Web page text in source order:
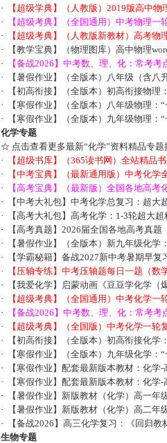
·
【超级学典】（人教版）2019版高中
·
【超级考典】（全国通用）中考物理一
·
【超级考典】（人教版新教材）高考物
·
【教学宝典】（物理图库）高中物理
·
【备战2026】中考数、理、化：常考
·
【暑假作业】（全版本）八年级（含八
·
【初高衔接】（全版本）初高衔接物理
·
【寒假作业】（全版本）八年级物理：
·
【寒假作业】（全版本）九年级物理：
化学专题
☆ 点击查看更多最新“化学”资料精品专题
·
【超级书库】（365读书网）全站精品
·
【中考宝典】（最新通用版）中考化学
·
【高考宝典】（最新版）全国各地高考
·
【中考大礼包】中考化学总复习：超大
·
【高考大礼包】高考化学：1-3轮超大
·
【高考真题】2026届全国各地高考真题
·
【暑假作业】（全版本）新九年级化学
·
【学霸秘籍】备战2027新中考暑期早
·
【压轴专练】中考压轴题每日一题（数
·
【我爱化学】启蒙动画《豆豆学化学（
·
【超级考典】（全国通用）中考化学一
·
【备战2026】中考数、理、化：常考
·
【超级考典】（全国版）中考化学一轮
·
【初高衔接】（全版本）初高衔接化学
·
【寒假作业】（全版本）九年级化学：
·
【寒假作业】配套最新版本教材：化学
·
【寒假作业】配套最新版本教材：化学
·
【暑假作业】新版教材（化学）高一年
·
【暑假作业】新版教材（化学）高二年
·
【备战2026】高三化学复习：《回归
生物专题